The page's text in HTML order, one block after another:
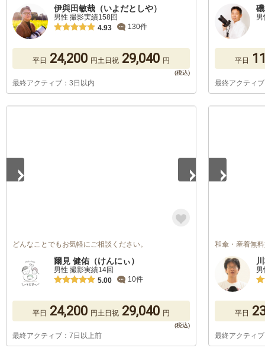
伊與田敏哉（いよだとしや）
男性 撮影実績158回
4.93
130件
平日 24,200 円土日祝 29,040 円
最終アクティブ：3日以内
男
平日
最終アクティ
どんなことでもお気軽にご相談ください。
爾見 健佑（けんにぃ）
男性 撮影実績14回
5.00
10件
平日 24,200 円土日祝 29,040 円
最終アクティブ：7日以上前
和傘・産着無
平日
最終アクティ